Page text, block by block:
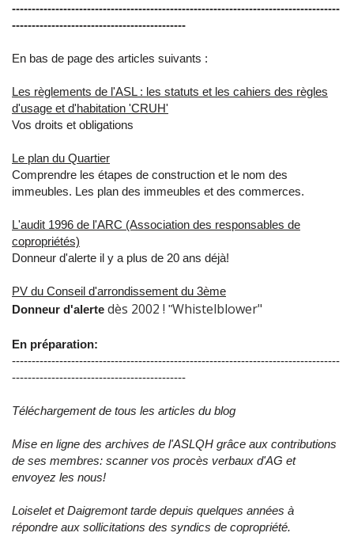
-----------------------------------------------------------------------------------
--------------------------------------------
En bas de page des articles suivants :
Les règlements de l'ASL : les statuts et les cahiers des règles
d'usage et d'habitation 'CRUH'
Vos droits et obligations
Le plan du Quartier
Comprendre les étapes de construction et le nom des
immeubles. Les plan des immeubles et des commerces.
L'audit 1996 de l'ARC (Association des responsables de
copropriétés)
Donneur d'alerte il y a plus de 20 ans déjà!
PV du Conseil d'arrondissement du 3ème
Donneur d'alerte dès 2002 ! "Whistelblower"
En préparation:
-----------------------------------------------------------------------------------
--------------------------------------------
Téléchargement de tous les articles du blog
Mise en ligne des archives de l'ASLQH grâce aux contributions
de ses membres: scanner vos procès verbaux d'AG et
envoyez les nous!
Loiselet et Daigremont tarde depuis quelques années à
répondre aux sollicitations des syndics de copropriété.